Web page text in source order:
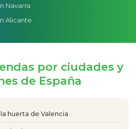
Navarra
Alicante
por ciudades y
de España
huerta de Valencia